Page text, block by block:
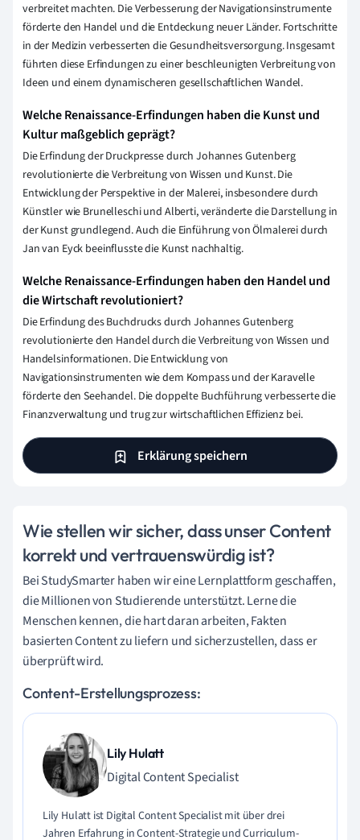
verbreitet machten. Die Verbesserung der Navigationsinstrumente
förderte den Handel und die Entdeckung neuer Länder. Fortschritte
in der Medizin verbesserten die Gesundheitsversorgung. Insgesamt
führten diese Erfindungen zu einer beschleunigten Verbreitung von
Ideen und einem dynamischeren gesellschaftlichen Wandel.
Welche Renaissance-Erfindungen haben die Kunst und
Kultur maßgeblich geprägt?
Die Erfindung der Druckpresse durch Johannes Gutenberg
revolutionierte die Verbreitung von Wissen und Kunst. Die
Entwicklung der Perspektive in der Malerei, insbesondere durch
Künstler wie Brunelleschi und Alberti, veränderte die Darstellung in
der Kunst grundlegend. Auch die Einführung von Ölmalerei durch
Jan van Eyck beeinflusste die Kunst nachhaltig.
Welche Renaissance-Erfindungen haben den Handel und
die Wirtschaft revolutioniert?
Die Erfindung des Buchdrucks durch Johannes Gutenberg
revolutionierte den Handel durch die Verbreitung von Wissen und
Handelsinformationen. Die Entwicklung von
Navigationsinstrumenten wie dem Kompass und der Karavelle
förderte den Seehandel. Die doppelte Buchführung verbesserte die
Finanzverwaltung und trug zur wirtschaftlichen Effizienz bei.
Erklärung speichern
Wie stellen wir sicher, dass unser Content
korrekt und vertrauenswürdig ist?
Bei StudySmarter haben wir eine Lernplattform geschaffen,
die Millionen von Studierende unterstützt. Lerne die
Menschen kennen, die hart daran arbeiten, Fakten
basierten Content zu liefern und sicherzustellen, dass er
überprüft wird.
Content-Erstellungsprozess:
Lily Hulatt
Digital Content Specialist
Lily Hulatt ist Digital Content Specialist mit über drei
Jahren Erfahrung in Content-Strategie und Curriculum-